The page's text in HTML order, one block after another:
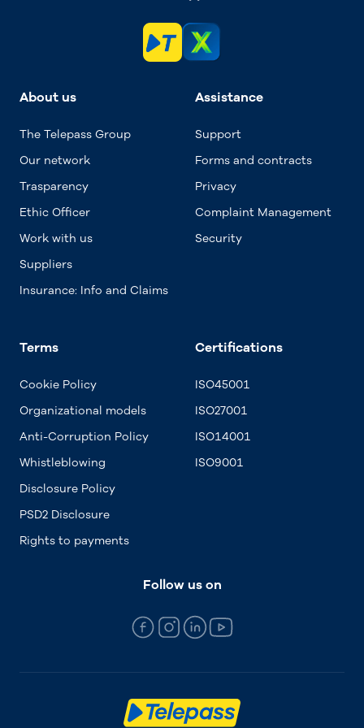
About us
The Telepass Group
Our network
Trasparency
Ethic Officer
Work with us
Suppliers
Insurance: Info and Claims
Assistance
Support
Forms and contracts
Privacy
Complaint Management
Security
Terms
Cookie Policy
Organizational models
Anti-Corruption Policy
Whistleblowing
Disclosure Policy
PSD2 Disclosure
Rights to payments
Certifications
ISO45001
ISO27001
ISO14001
ISO9001
Follow us on